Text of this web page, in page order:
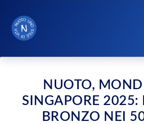
NUOTO,
SINGAPORE 2025:
BRONZO NEI